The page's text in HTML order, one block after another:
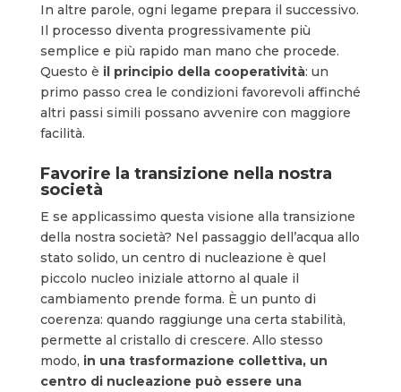
In altre parole, ogni legame prepara il successivo.
Il processo diventa progressivamente più
semplice e più rapido man mano che procede.
Questo è il principio della cooperatività: un
primo passo crea le condizioni favorevoli affinché
altri passi simili possano avvenire con maggiore
facilità.
Favorire la transizione nella nostra
società
E se applicassimo questa visione alla transizione
della nostra società? Nel passaggio dell’acqua allo
stato solido, un centro di nucleazione è quel
piccolo nucleo iniziale attorno al quale il
cambiamento prende forma. È un punto di
coerenza: quando raggiunge una certa stabilità,
permette al cristallo di crescere. Allo stesso
modo, in una trasformazione collettiva, un
centro di nucleazione può essere una